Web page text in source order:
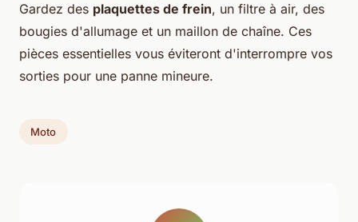
Gardez des plaquettes de frein, un filtre à air, des
bougies d'allumage et un maillon de chaîne. Ces
pièces essentielles vous éviteront d'interrompre vos
sorties pour une panne mineure.
Moto